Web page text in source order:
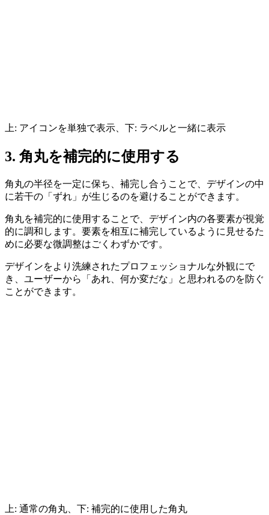
上: アイコンを単独で表示、下: ラベルと一緒に表示
3. 角丸を補完的に使用する
角丸の半径を一定に保ち、補完し合うことで、デザインの中
に若干の「ずれ」が生じるのを避けることができます。
角丸を補完的に使用することで、デザイン内の各要素が視覚
的に調和します。 要素を相互に補完しているように見せるた
めに必要な微調整はごくわずかです。
デザインをより洗練されたプロフェッショナルな外観にで
き、ユーザーから「あれ、何か変だな」と思われるのを防ぐ
ことができます。
上: 通常の角丸、下: 補完的に使用した角丸